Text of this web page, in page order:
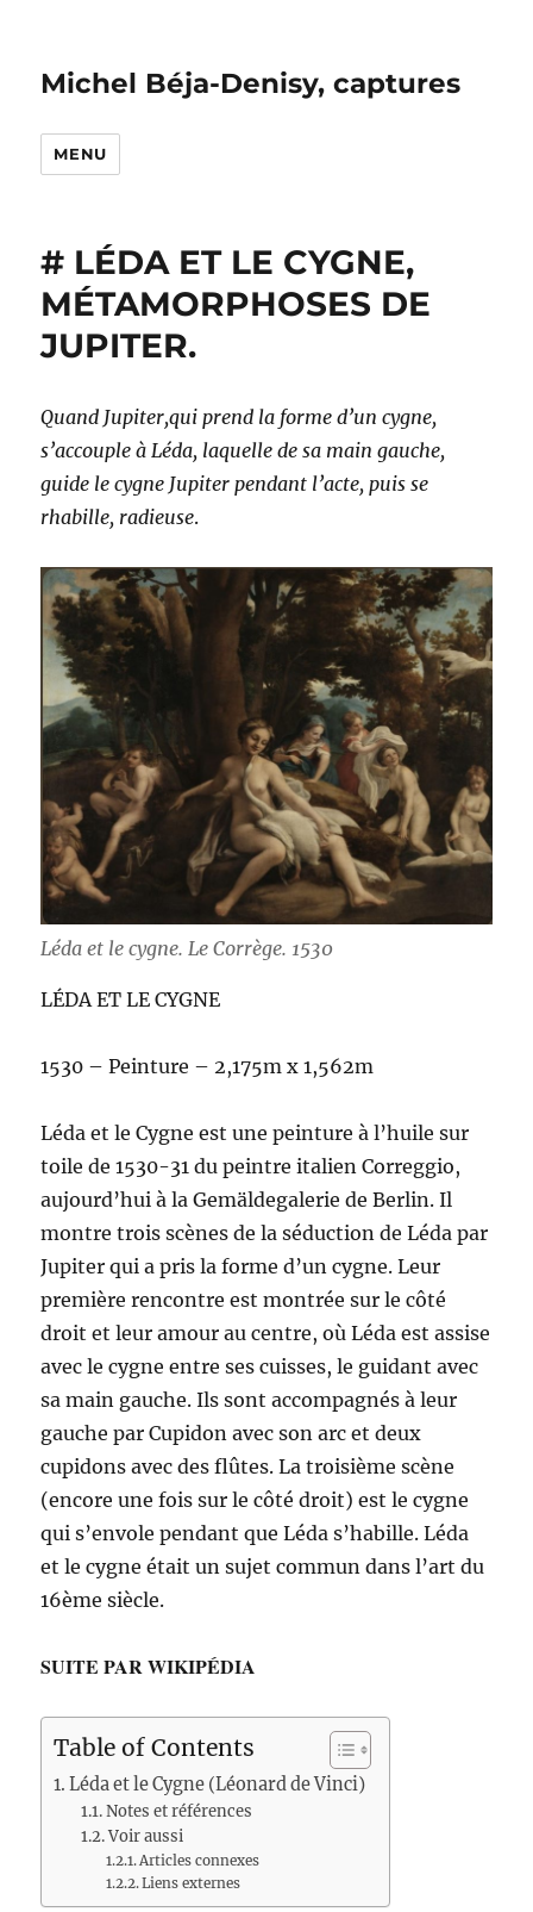
Michel Béja-Denisy, captures
MENU
# LÉDA ET LE CYGNE,
MÉTAMORPHOSES DE
JUPITER.
Quand Jupiter,qui prend la forme d’un cygne,
s’accouple à Léda, laquelle de sa main gauche,
guide le cygne Jupiter pendant l’acte, puis se
rhabille, radieuse.
Léda et le cygne. Le Corrège. 1530
LÉDA ET LE CYGNE
1530 – Peinture – 2,175m x 1,562m
Léda et le Cygne est une peinture à l’huile sur
toile de 1530-31 du peintre italien Correggio,
aujourd’hui à la Gemäldegalerie de Berlin. Il
montre trois scènes de la séduction de Léda par
Jupiter qui a pris la forme d’un cygne. Leur
première rencontre est montrée sur le côté
droit et leur amour au centre, où Léda est assise
avec le cygne entre ses cuisses, le guidant avec
sa main gauche. Ils sont accompagnés à leur
gauche par Cupidon avec son arc et deux
cupidons avec des flûtes. La troisième scène
(encore une fois sur le côté droit) est le cygne
qui s’envole pendant que Léda s’habille. Léda
et le cygne était un sujet commun dans l’art du
16ème siècle.
SUITE PAR WIKIPÉDIA
Table of Contents
Léda et le Cygne (Léonard de Vinci)
Notes et références
Voir aussi
Articles connexes
Liens externes